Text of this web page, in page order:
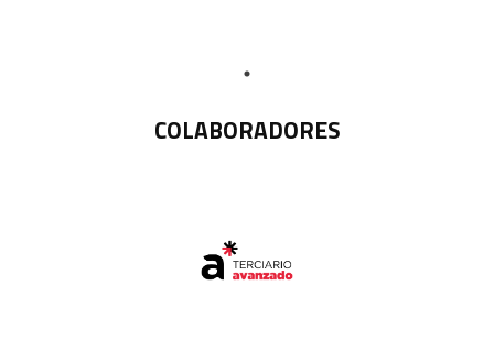
COLABORADORES